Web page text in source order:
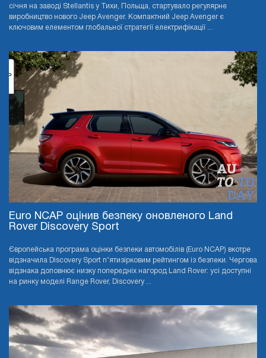
січня на заводі Stellantis у Тихи, Польща, стартувало регулярне
виробництво нового Jeep Avenger. Компактний Jeep Avenger є
ключовим елементом глобальної стратегії електрифікації ...
Euro NCAP оцінив безпеку оновленого Land
Rover Discovery Sport
Європейська програма оцінки безпеки автомобілів (Euro NCAP) вкотре
відзначила Discovery Sport п’ятизірковим рейтингом із безпеки. Чергова
відзнака доповнює низку попередніх нагород Land Rover: усі доступні
на ринку моделі Range Rover, Discovery ...